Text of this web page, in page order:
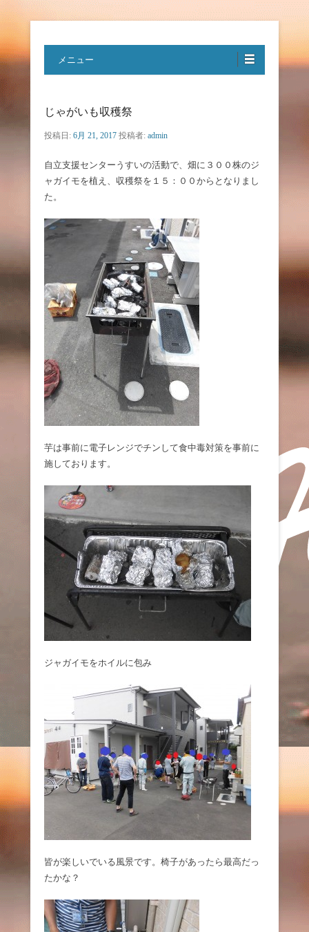
特定非営利活動法人ハートフルボ
イス
メニュー
じゃがいも収穫祭
投稿日: 6月 21, 2017 投稿者: admin
自立支援センターうすいの活動で、畑に３００株のジ
ャガイモを植え、収穫祭を１５：００からとなりまし
た。
芋は事前に電子レンジでチンして食中毒対策を事前に
施しております。
ジャガイモをホイルに包み
皆が楽しいでいる風景です。椅子があったら最高だっ
たかな？